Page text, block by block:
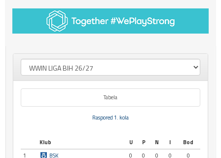
Tabela
Raspored 1. kola
Klub U P N I
Bod
1
BSK 0 0 0 0
0